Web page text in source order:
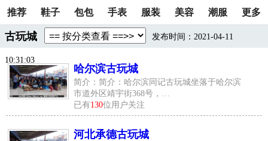
推荐 鞋子 包包 手表 服装 美容 潮服 更多
古玩城 发布时间：2021-04-11
10:31:03
哈尔滨古玩城
简介：简介：哈尔滨同记古玩城坐落于哈尔滨
市道外区靖宇街368号，…
已有130位用户关注
河北承德古玩城